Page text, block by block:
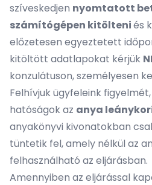
szíveskedjen nyomtatott
számítógépen kitölteniés
előzetesen egyeztetett
kitöltött adatlapokat kérjük
konzulátuson, személyesen
Felhívjuk ügyfeleink
hatóságok az anya
anyakönyvi kivonatokban
tüntetik fel, amely nélkül az
felhasználható az eljárásban.
Amennyiben az eljárással